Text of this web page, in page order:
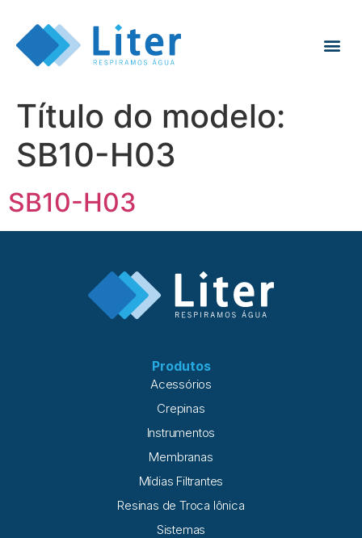
Título do modelo:
SB10-H03
SB10-H03
Produtos
Acessórios
Crepinas
Instrumentos
Membranas
Mídias Filtrantes
Resinas de Troca Iônica
Sistemas